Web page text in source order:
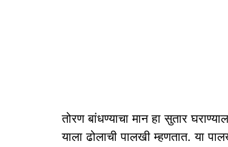
तोरण बांधण्याचा मान हा सुतार
याला ढोलाची पालखी म्हणतात. या